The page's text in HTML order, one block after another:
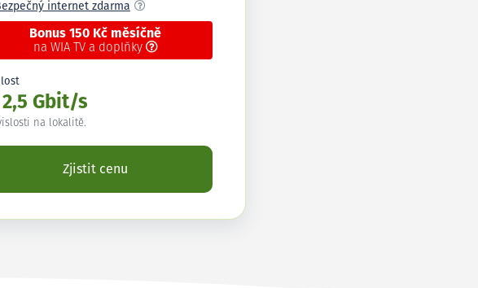
internet zdarma
Bonus 150 Kč měsíčně
na WIA TV a doplňky
2,5 Gbit/s
na lokalitě.
Zjistit cenu